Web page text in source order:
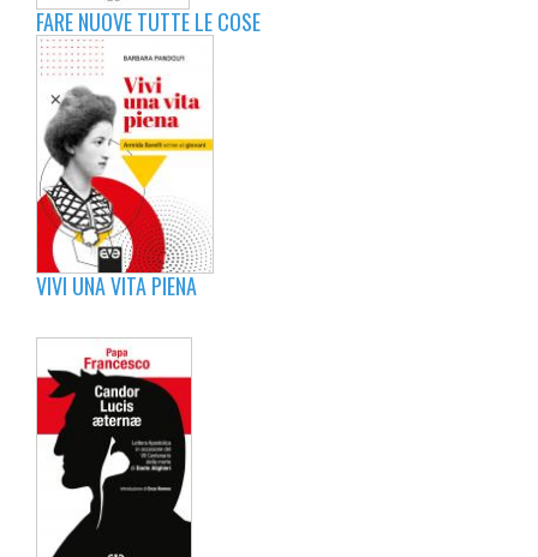
FARE NUOVE TUTTE LE COSE
VIVI UNA VITA PIENA